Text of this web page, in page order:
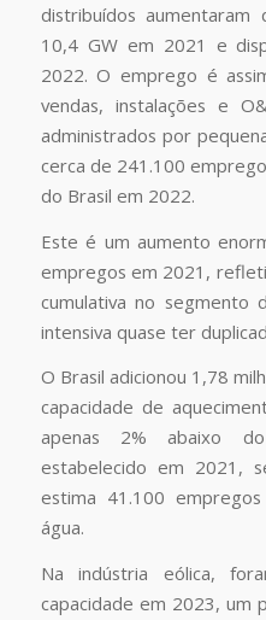
distribuídos
10,4 GW em 2021 e
2022. O emprego é
vendas, instalações e
administrados por
cerca de 241.100
do Brasil em 2022.
Este é um aumento
empregos em 2021,
cumulativa no segmento
intensiva quase ter
O Brasil adicionou 1,78
capacidade de
apenas 2% abaixo do
estabelecido em 2021,
estima 41.100
água.
Na indústria eólica,
capacidade em 2023, um